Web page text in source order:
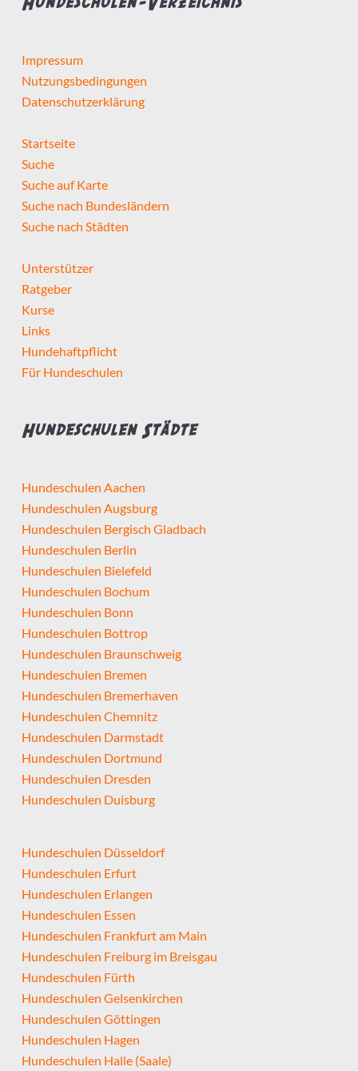
Impressum
Nutzungsbedingungen
Datenschutzerklärung
Startseite
Suche
Suche auf Karte
Suche nach Bundesländern
Suche nach Städten
Unterstützer
Ratgeber
Kurse
Links
Hundehaftpflicht
Für Hundeschulen
Hundeschulen Städte
Hundeschulen Aachen
Hundeschulen Augsburg
Hundeschulen Bergisch Gladbach
Hundeschulen Berlin
Hundeschulen Bielefeld
Hundeschulen Bochum
Hundeschulen Bonn
Hundeschulen Bottrop
Hundeschulen Braunschweig
Hundeschulen Bremen
Hundeschulen Bremerhaven
Hundeschulen Chemnitz
Hundeschulen Darmstadt
Hundeschulen Dortmund
Hundeschulen Dresden
Hundeschulen Duisburg
Hundeschulen Düsseldorf
Hundeschulen Erfurt
Hundeschulen Erlangen
Hundeschulen Essen
Hundeschulen Frankfurt am Main
Hundeschulen Freiburg im Breisgau
Hundeschulen Fürth
Hundeschulen Gelsenkirchen
Hundeschulen Göttingen
Hundeschulen Hagen
Hundeschulen Halle (Saale)